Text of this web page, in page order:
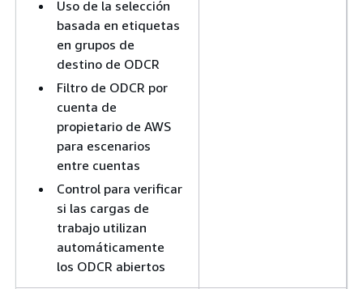
Uso de la selección
basada en etiquetas
en grupos de
destino de ODCR
Filtro de ODCR por
cuenta de
propietario de AWS
para escenarios
entre cuentas
Control para verificar
si las cargas de
trabajo utilizan
automáticamente
los ODCR abiertos